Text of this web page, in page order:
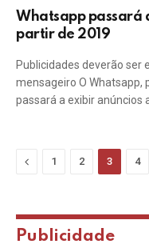
Whatsapp passará
partir de 2019
Publicidades deverão ser
mensageiro O Whatsapp,
passará a exibir anúncios
Previous
1 2 3 4
Publicidade